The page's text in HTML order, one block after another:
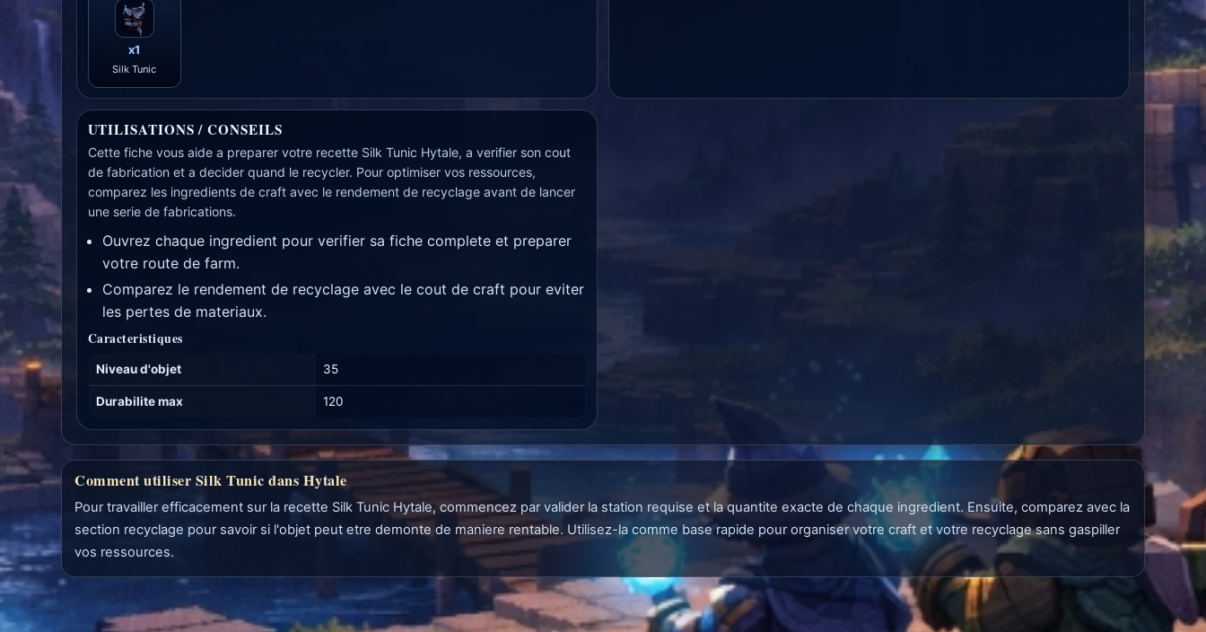
x1
Silk Tunic
UTILISATIONS / CONSEILS
Cette fiche vous aide a preparer votre recette Silk Tunic Hytale, a verifier son cout
de fabrication et a decider quand le recycler. Pour optimiser vos ressources,
comparez les ingredients de craft avec le rendement de recyclage avant de lancer
une serie de fabrications.
Ouvrez chaque ingredient pour verifier sa fiche complete et preparer
votre route de farm.
Comparez le rendement de recyclage avec le cout de craft pour eviter
les pertes de materiaux.
Caracteristiques
Niveau d'objet 35
Durabilite max 120
Comment utiliser Silk Tunic dans Hytale
Pour travailler efficacement sur la recette Silk Tunic Hytale, commencez par valider la station requise et la quantite exacte de chaque ingredient. Ensuite, comparez avec la
section recyclage pour savoir si l'objet peut etre demonte de maniere rentable. Utilisez-la comme base rapide pour organiser votre craft et votre recyclage sans gaspiller
vos ressources.